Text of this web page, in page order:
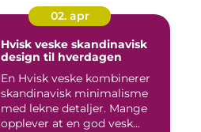
02. apr
Hvisk veske skandinavisk
design til hverdagen
En Hvisk veske kombinerer
skandinavisk minimalisme
med lekne detaljer. Mange
opplever at en god vesk...